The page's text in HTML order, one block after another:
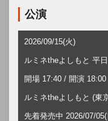
公演
2026/09/15(火)
ルミネtheよしもと 平
開場 17:40 / 開演 18:00
ルミネtheよしもと (東
先着発売中 2026/07/